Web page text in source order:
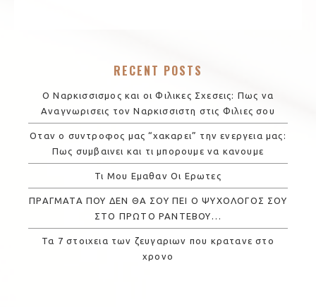
o
o
k
r
RECENT POSTS
Ο Ναρκισσισμος και οι Φιλικες Σχεσεις: Πως να
Αναγνωρισεις τον Ναρκισσιστη στις Φιλιες σου
Οταν ο συντροφος μας “χακαρει” την ενεργεια μας:
Πως συμβαινει και τι μπορουμε να κανουμε
Τι Μου Εμαθαν Οι Ερωτες
ΠΡΑΓΜΑΤΑ ΠΟΥ ΔΕΝ ΘΑ ΣΟΥ ΠΕΙ Ο ΨΥΧΟΛΟΓΟΣ ΣΟΥ
ΣΤΟ ΠΡΩΤΟ ΡΑΝΤΕΒΟΥ…
Τα 7 στοιχεια των ζευγαριων που κρατανε στο
χρονο